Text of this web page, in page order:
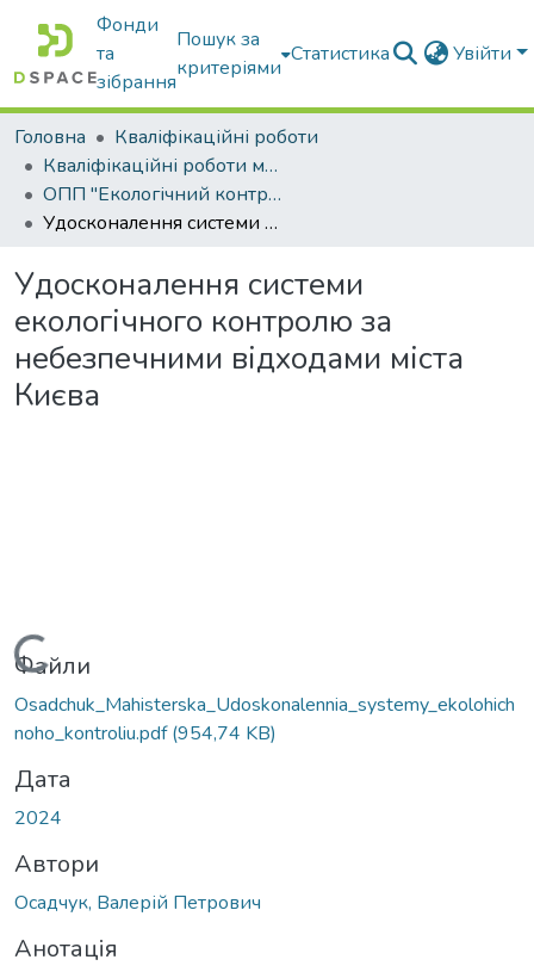
Фонди
та
зібрання
Пошук за
критеріями
Статистика Увійти
Головна
Кваліфікаційні роботи
Кваліфікаційні роботи магістрів
ОПП "Екологічний контроль та аудит"
Удосконалення системи екологічного контролю за небезпечними відходами міста Києва
Удосконалення системи
екологічного контролю за
небезпечними відходами міста
Києва
Вантажиться...
Файли
Osadchuk_Mahisterska_Udoskonalennia_systemy_ekolohich
noho_kontroliu.pdf(954,74 KB)
Дата
2024
Автори
Осадчук, Валерій Петрович
Анотація